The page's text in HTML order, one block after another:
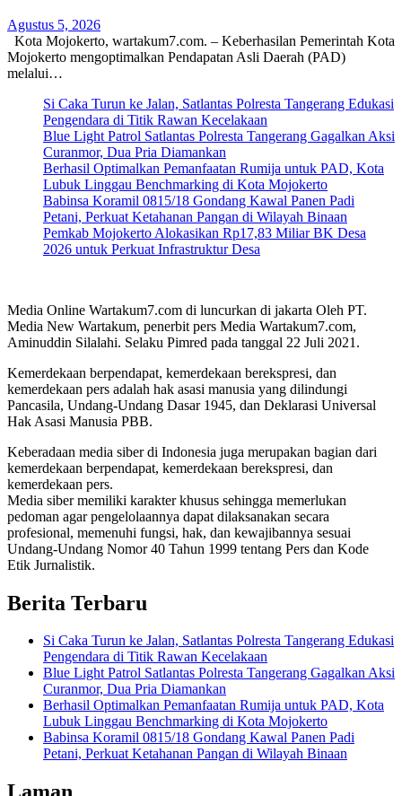
Agustus 5, 2026
Kota Mojokerto, wartakum7.com. – Keberhasilan Pemerintah Kota
Mojokerto mengoptimalkan Pendapatan Asli Daerah (PAD)
melalui…
Si Caka Turun ke Jalan, Satlantas Polresta Tangerang Edukasi
Pengendara di Titik Rawan Kecelakaan
Blue Light Patrol Satlantas Polresta Tangerang Gagalkan Aksi
Curanmor, Dua Pria Diamankan
Berhasil Optimalkan Pemanfaatan Rumija untuk PAD, Kota
Lubuk Linggau Benchmarking di Kota Mojokerto
Babinsa Koramil 0815/18 Gondang Kawal Panen Padi
Petani, Perkuat Ketahanan Pangan di Wilayah Binaan
Pemkab Mojokerto Alokasikan Rp17,83 Miliar BK Desa
2026 untuk Perkuat Infrastruktur Desa
Media Online Wartakum7.com di luncurkan di jakarta Oleh PT.
Media New Wartakum, penerbit pers Media Wartakum7.com,
Aminuddin Silalahi. Selaku Pimred pada tanggal 22 Juli 2021.
Kemerdekaan berpendapat, kemerdekaan berekspresi, dan
kemerdekaan pers adalah hak asasi manusia yang dilindungi
Pancasila, Undang-Undang Dasar 1945, dan Deklarasi Universal
Hak Asasi Manusia PBB.
Keberadaan media siber di Indonesia juga merupakan bagian dari
kemerdekaan berpendapat, kemerdekaan berekspresi, dan
kemerdekaan pers.
Media siber memiliki karakter khusus sehingga memerlukan
pedoman agar pengelolaannya dapat dilaksanakan secara
profesional, memenuhi fungsi, hak, dan kewajibannya sesuai
Undang-Undang Nomor 40 Tahun 1999 tentang Pers dan Kode
Etik Jurnalistik.
Berita Terbaru
Si Caka Turun ke Jalan, Satlantas Polresta Tangerang Edukasi
Pengendara di Titik Rawan Kecelakaan
Blue Light Patrol Satlantas Polresta Tangerang Gagalkan Aksi
Curanmor, Dua Pria Diamankan
Berhasil Optimalkan Pemanfaatan Rumija untuk PAD, Kota
Lubuk Linggau Benchmarking di Kota Mojokerto
Babinsa Koramil 0815/18 Gondang Kawal Panen Padi
Petani, Perkuat Ketahanan Pangan di Wilayah Binaan